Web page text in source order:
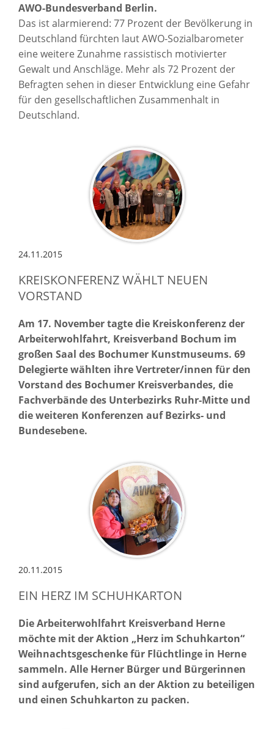
AWO-Bundesverband Berlin.
Das ist alarmierend: 77 Prozent der Bevölkerung in
Deutschland fürchten laut AWO-Sozialbarometer
eine weitere Zunahme rassistisch motivierter
Gewalt und Anschläge. Mehr als 72 Prozent der
Befragten sehen in dieser Entwicklung eine Gefahr
für den gesellschaftlichen Zusammenhalt in
Deutschland.
24.11.2015
KREISKONFERENZ WÄHLT NEUEN
VORSTAND
Am 17. November tagte die Kreiskonferenz der
Arbeiterwohlfahrt, Kreisverband Bochum im
großen Saal des Bochumer Kunstmuseums. 69
Delegierte wählten ihre Vertreter/innen für den
Vorstand des Bochumer Kreisverbandes, die
Fachverbände des Unterbezirks Ruhr-Mitte und
die weiteren Konferenzen auf Bezirks- und
Bundesebene.
20.11.2015
EIN HERZ IM SCHUHKARTON
Die Arbeiterwohlfahrt Kreisverband Herne
möchte mit der Aktion „Herz im Schuhkarton“
Weihnachtsgeschenke für Flüchtlinge in Herne
sammeln. Alle Herner Bürger und Bürgerinnen
sind aufgerufen, sich an der Aktion zu beteiligen
und einen Schuhkarton zu packen.